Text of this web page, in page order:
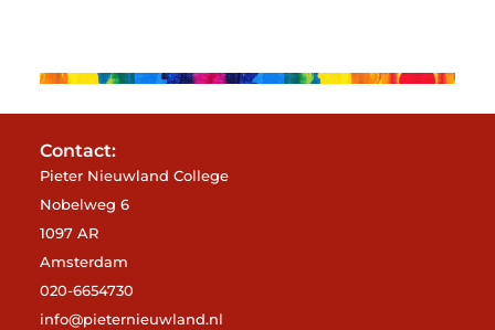
Contact:
Pieter Nieuwland College
Nobelweg 6
1097 AR
Amsterdam
020-6654730
info@pieternieuwland.nl